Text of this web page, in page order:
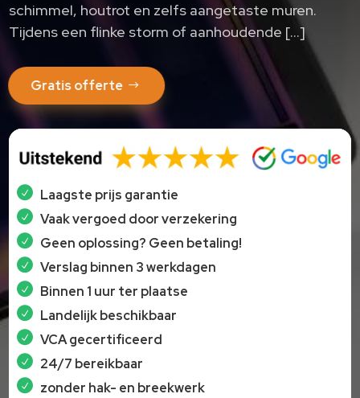
schimmel, houtrot en zelfs aangetaste muren.
Tijdens een flinke storm of aanhoudende […]
Gratis offerte
Laagste prijs garantie
Vaak vergoed door verzekering
Geen oplossing? Geen betaling!
Verslag binnen 3 werkdagen
Binnen 1 uur ter plaatse
Landelijk beschikbaar
VCA gecertificeerd
24/7 bereikbaar
zonder hak- en breekwerk